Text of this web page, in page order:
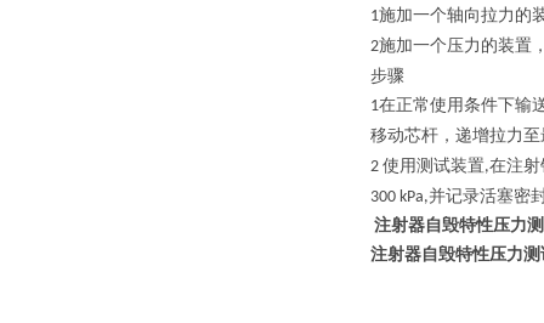
1施加一个轴向拉力的
2施加一个压力的装置
步骤
1在正常使用条件下输
移动芯杆，递增拉力至
2 使用测试装置,在注
300 kPa,并记录活塞密
注射器自毁特性压力
注射器自毁特性压力